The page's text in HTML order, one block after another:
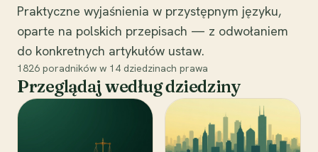
Praktyczne wyjaśnienia w przystępnym języku,
oparte na polskich przepisach — z odwołaniem
do konkretnych artykułów ustaw.
1826 poradników w 14 dziedzinach prawa
Przeglądaj według dziedziny